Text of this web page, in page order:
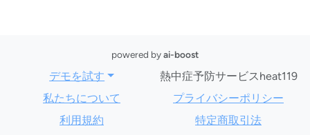
powered byai-boost
デモを試す
熱中症予防サービスheat119
私たちについて
プライバシーポリシー
利用規約
特定商取引法